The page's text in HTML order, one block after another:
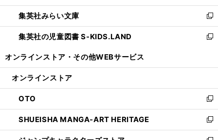
開
く
ウ
で
開
く
ン
ド
ウ
で
ウ
ィ
ン
ド
開
集英社みらい文庫
新
し
い
ン
ウ
で
開
く
集英社の児童図書 S-KIDS.LAND
新
ウ
ン
ド
ウ
で
開
オンラインストア・ その他WEBサービス
オンラインストア
OTO
新
し
い
ウ
SHUEISHA MANGA-ART HERITAGE
新
し